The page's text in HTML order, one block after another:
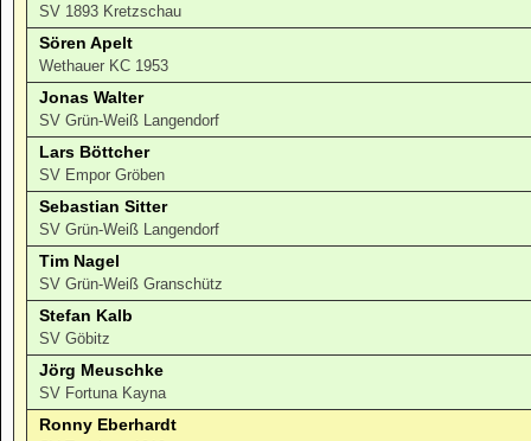
SV 1893 Kretzschau
Sören Apelt
Wethauer KC 1953
Jonas Walter
SV Grün-Weiß Langendorf
Lars Böttcher
SV Empor Gröben
Sebastian Sitter
SV Grün-Weiß Langendorf
Tim Nagel
SV Grün-Weiß Granschütz
Stefan Kalb
SV Göbitz
Jörg Meuschke
SV Fortuna Kayna
Ronny Eberhardt